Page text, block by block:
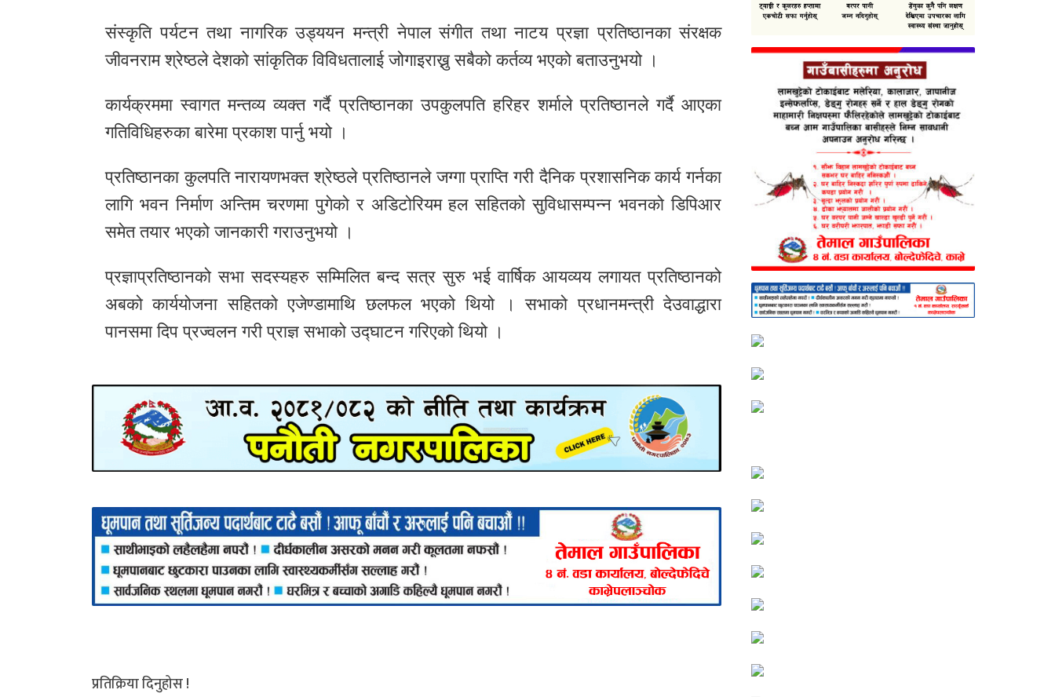
संस्कृति पर्यटन तथा नागरिक उड्ययन मन्त्री नेपाल संगीत तथा नाटय प्रज्ञा प्रतिष्ठानका संरक्षक
जीवनराम श्रेष्ठले देशको सांकृतिक विविधतालाई जोगाइराख्नु सबैको कर्तव्य भएको बताउनुभयो ।
कार्यक्रममा स्वागत मन्तव्य व्यक्त गर्दै प्रतिष्ठानका उपकुलपति हरिहर शर्माले प्रतिष्ठानले गर्दै आएका
गतिविधिहरुका बारेमा प्रकाश पार्नु भयो ।
प्रतिष्ठानका कुलपति नारायणभक्त श्रेष्ठले प्रतिष्ठानले जग्गा प्राप्ति गरी दैनिक प्रशासनिक कार्य गर्नका
लागि भवन निर्माण अन्तिम चरणमा पुगेको र अडिटोरियम हल सहितको सुविधासम्पन्न भवनको डिपिआर
समेत तयार भएको जानकारी गराउनुभयो ।
प्रज्ञाप्रतिष्ठानको सभा सदस्यहरु सम्मिलित बन्द सत्र सुरु भई वार्षिक आयव्यय लगायत प्रतिष्ठानको
अबको कार्ययोजना सहितको एजेण्डामाथि छलफल भएको थियो । सभाको प्रधानमन्त्री देउवाद्धारा
पानसमा दिप प्रज्वलन गरी प्राज्ञ सभाको उद्घाटन गरिएको थियो ।
प्रतिक्रिया दिनुहोस !